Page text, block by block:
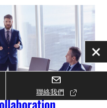
聯絡我們
關
閉